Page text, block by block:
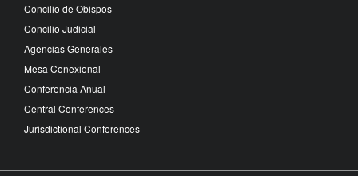
Concilio de Obispos
Concilio Judicial
Agencias Generales
Mesa Conexional
Conferencia Anual
Central Conferences
Jurisdictional Conferences